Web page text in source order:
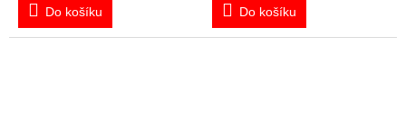
Do košíku Do košíku